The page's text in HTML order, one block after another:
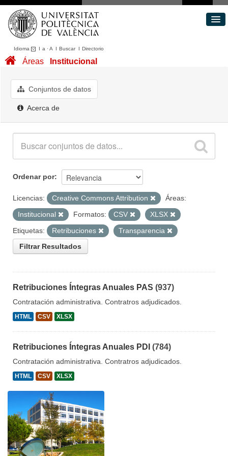
Idioma I a ·A I BuscarI Directorio
Conjuntos de datos
Acerca de
Áreas Institucional
Conjuntos de datos
Acerca de
Ordenar por
Licencias: Creative Commons Attribution
Áreas:
Institucional
Formatos: CSV
XLSX
Etiquetas:
Retribuciones
Transparencia
Filtrar Resultados
Retribuciones Íntegras Anuales PAS (937)
Contratación administrativa. Contratros adjudicados.
HTML CSV XLSX
Retribuciones Íntegras Anuales PDI (784)
Contratación administrativa. Contratros adjudicados.
HTML CSV XLSX